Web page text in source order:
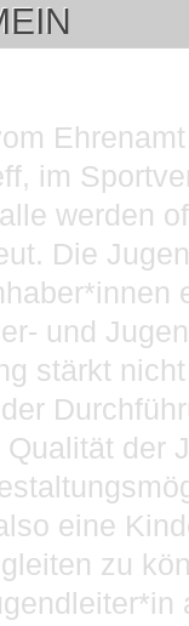
im
werden
Die
und
stärkt
der
eine
zu